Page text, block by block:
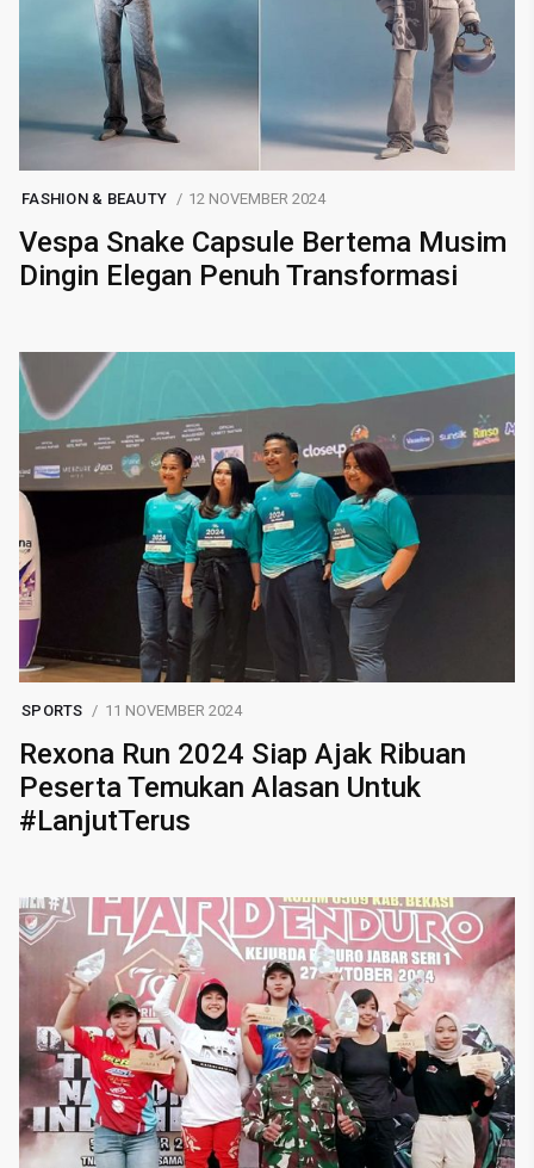
FASHION & BEAUTY 12 NOVEMBER 2024
Vespa Snake Capsule Bertema Musim
Dingin Elegan Penuh Transformasi
SPORTS 11 NOVEMBER 2024
Rexona Run 2024 Siap Ajak Ribuan
Peserta Temukan Alasan Untuk
#LanjutTerus